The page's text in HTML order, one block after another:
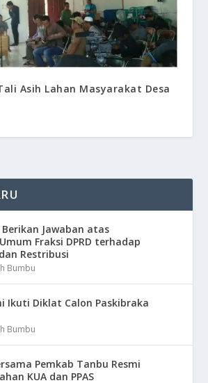
Asih Lahan Masyarakat Desa
Jawaban atas
Fraksi DPRD terhadap
Restribusi
Bumbu
Ikuti Diklat Calon Paskibraka
Bumbu
Pemkab Tanbu Resmi
KUA dan PPAS